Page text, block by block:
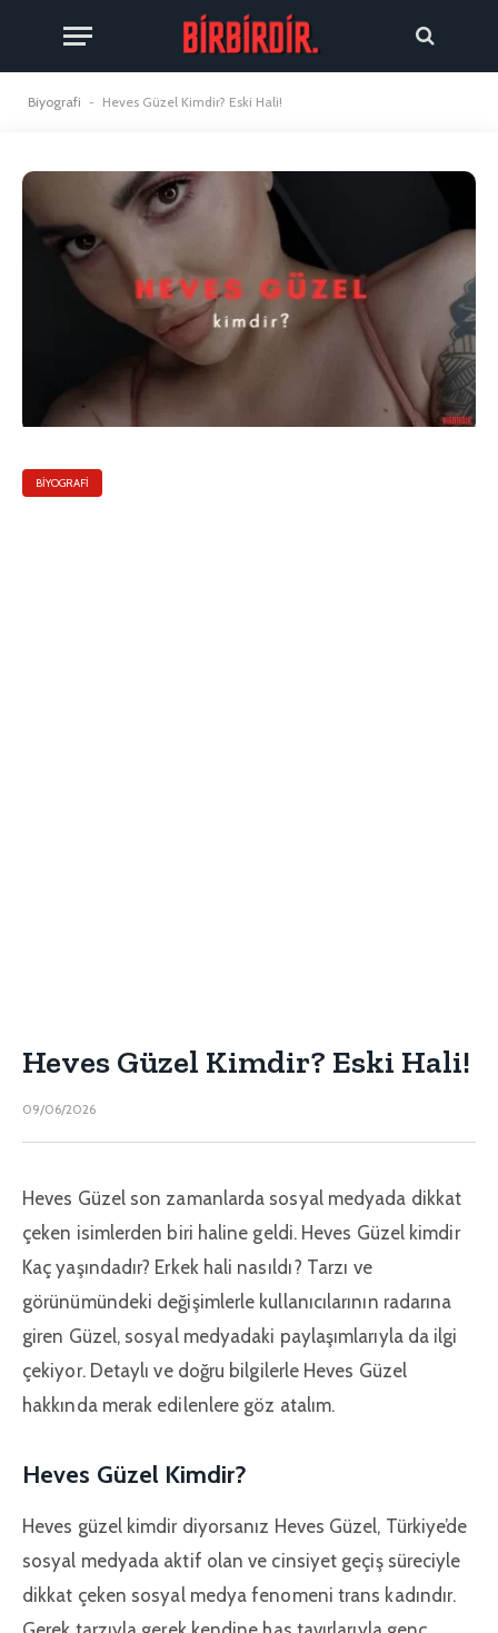
Biyografi - Heves Güzel Kimdir? Eski Hali!
BIYOGRAFI
Heves Güzel Kimdir? Eski Hali!
09/06/2026
Heves Güzel son zamanlarda sosyal medyada dikkat
çeken isimlerden biri haline geldi. Heves Güzel kimdir
Kaç yaşındadır? Erkek hali nasıldı? Tarzı ve
görünümündeki değişimlerle kullanıcılarının radarına
giren Güzel, sosyal medyadaki paylaşımlarıyla da ilgi
çekiyor. Detaylı ve doğru bilgilerle Heves Güzel
hakkında merak edilenlere göz atalım.
Heves Güzel Kimdir?
Heves güzel kimdir diyorsanız Heves Güzel, Türkiye’de
sosyal medyada aktif olan ve cinsiyet geçiş süreciyle
dikkat çeken sosyal medya fenomeni trans kadındır.